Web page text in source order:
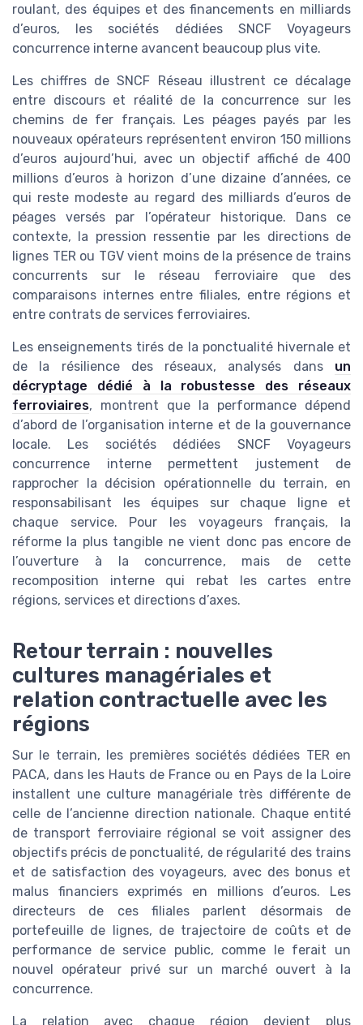
roulant, des équipes et des financements en milliards
d’euros, les sociétés dédiées SNCF Voyageurs
concurrence interne avancent beaucoup plus vite.
Les chiffres de SNCF Réseau illustrent ce décalage
entre discours et réalité de la concurrence sur les
chemins de fer français. Les péages payés par les
nouveaux opérateurs représentent environ 150 millions
d’euros aujourd’hui, avec un objectif affiché de 400
millions d’euros à horizon d’une dizaine d’années, ce
qui reste modeste au regard des milliards d’euros de
péages versés par l’opérateur historique. Dans ce
contexte, la pression ressentie par les directions de
lignes TER ou TGV vient moins de la présence de trains
concurrents sur le réseau ferroviaire que des
comparaisons internes entre filiales, entre régions et
entre contrats de services ferroviaires.
Les enseignements tirés de la ponctualité hivernale et
de la résilience des réseaux, analysés dans un
décryptage dédié à la robustesse des réseaux
ferroviaires, montrent que la performance dépend
d’abord de l’organisation interne et de la gouvernance
locale. Les sociétés dédiées SNCF Voyageurs
concurrence interne permettent justement de
rapprocher la décision opérationnelle du terrain, en
responsabilisant les équipes sur chaque ligne et
chaque service. Pour les voyageurs français, la
réforme la plus tangible ne vient donc pas encore de
l’ouverture à la concurrence, mais de cette
recomposition interne qui rebat les cartes entre
régions, services et directions d’axes.
Retour terrain : nouvelles
cultures managériales et
relation contractuelle avec les
régions
Sur le terrain, les premières sociétés dédiées TER en
PACA, dans les Hauts de France ou en Pays de la Loire
installent une culture managériale très différente de
celle de l’ancienne direction nationale. Chaque entité
de transport ferroviaire régional se voit assigner des
objectifs précis de ponctualité, de régularité des trains
et de satisfaction des voyageurs, avec des bonus et
malus financiers exprimés en millions d’euros. Les
directeurs de ces filiales parlent désormais de
portefeuille de lignes, de trajectoire de coûts et de
performance de service public, comme le ferait un
nouvel opérateur privé sur un marché ouvert à la
concurrence.
La relation avec chaque région devient plus